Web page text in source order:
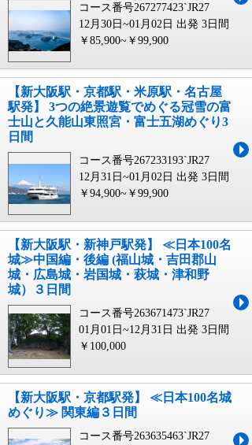
コース番号267277423`JR27
12月30日~01月02日 出発 3日間
￥85,900~￥99,900
【新大阪駅・京都駅・米原駅・名古屋
駅発】 3つの絶景遊覧でめぐる冠雪の富
士山と久能山東照宮・富士五湖めぐり3
日間
コース番号267233193`JR27
12月31日~01月02日 出発 3日間
￥94,900~￥99,900
【新大阪駅・新神戸駅発】 ≪日本100名
城≫中国編・後編 (福山城・吉田郡山
城・広島城・岩国城・萩城・津和野
城）３日間
コース番号263671473`JR27
01月01日~12月31日 出発 3日間
￥100,000
【新大阪駅・京都駅発】 ≪日本100名城
めぐり≫ 関東編３日間
コース番号263635463`JR27